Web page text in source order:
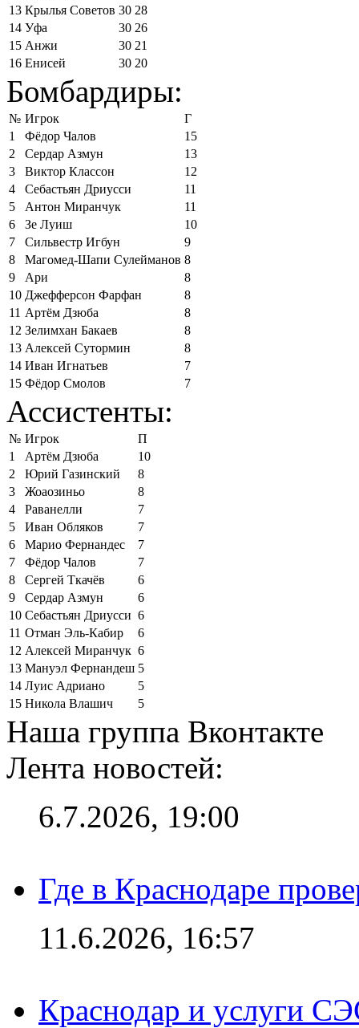
13 Крылья Советов 30 28
14 Уфа 30 26
15 Анжи 30 21
16 Енисей 30 20
Бомбардиры:
№ Игрок
Г
1
Фёдор Чалов
15
2
Сердар Азмун
13
3
Виктор Классон
12
4
Себастьян Дриусси
11
5
Антон Миранчук
11
6
Зе Луиш
10
7
Сильвестр Игбун
9
8
Магомед-Шапи Сулейманов 8
9
Ари
8
10 Джефферсон Фарфан
8
11 Артём Дзюба
8
12 Зелимхан Бакаев
8
13 Алексей Сутормин
8
14 Иван Игнатьев
7
15 Фёдор Смолов 7
Ассистенты:
№ Игрок
П
1
Артём Дзюба
10
2
Юрий Газинский
8
3
Жоаозиньо
8
4
Раванелли
7
5
Иван Обляков
7
6
Марио Фернандес
7
7
Фёдор Чалов
7
8
Сергей Ткачёв
6
9
Сердар Азмун
6
10 Себастьян Дриусси 6
11 Отман Эль-Кабир
6
12 Алексей Миранчук 6
13 Мануэл Фернандеш 5
14 Луис Адриано
5
15 Никола Влашич 5
Наша группа Вконтакте
Лента новостей:
6.7.2026, 19:00
Где в Краснодаре
11.6.2026, 16:57
Краснодар и услуги